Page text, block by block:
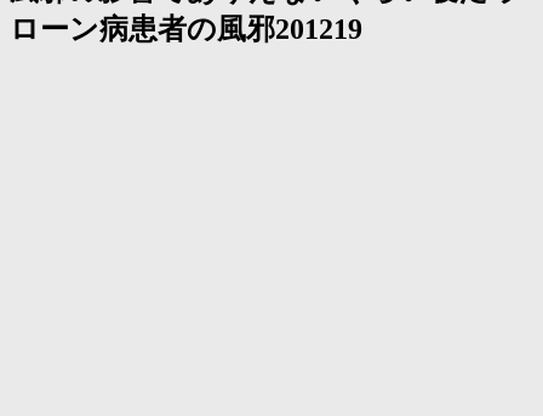
く
ローン病患者の風邪201219